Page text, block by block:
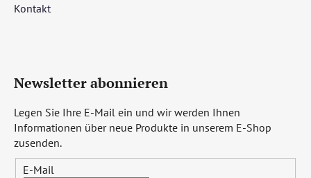
Kontakt
Newsletter abonnieren
Legen Sie Ihre E-Mail ein und wir werden Ihnen
Informationen über neue Produkte in unserem E-Shop
zusenden.
E-Mail